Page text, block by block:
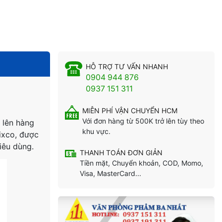
hàng
được
dùng.
HỖ TRỢ TƯ VẤN NHANH
0904 944 876
0937 151 311
MIỄN PHÍ VẬN CHUYỂN HCM
Với đơn hàng từ 500K trở lên tùy theo
khu vực.
THANH TOÁN ĐƠN GIẢN
Tiền mặt, Chuyển khoản, COD, Momo,
Visa, MasterCard...